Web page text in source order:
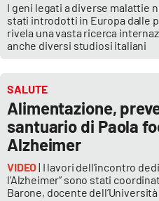
I geni legati a diverse malattie
stati introdotti in Europa dalle
rivela una vasta ricerca
anche diversi studiosi italiani
SALUTE
Alimentazione,
santuario di Paola
Alzheimer
VIDEO| I lavori dell'incontro
l’Alzheimer” sono stati
Barone, docente dell’Università